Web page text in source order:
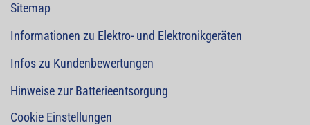
Sitemap
Informationen zu Elektro- und Elektronikgeräten
Infos zu Kundenbewertungen
Hinweise zur Batterieentsorgung
Cookie Einstellungen